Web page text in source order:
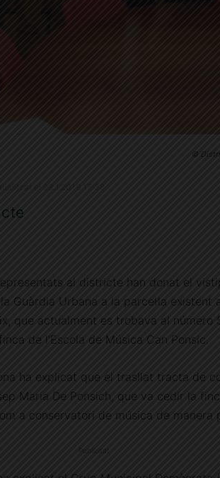
©
al districte han donat el
Guàrdia Urbana a la parcel·la existent
que actualment es trobava al número
de l’Escola de Música Can Ponsic.
ha explicat que el trasllat tracta de
Maria De Ponsich, que va cedir la
a conservatori de música de manera